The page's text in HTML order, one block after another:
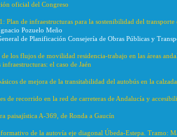
oficial del Congreso
Plan de infraestructuras para la sostenibilidad del
Pozuelo Meño
de Planificación Consejería de Obras Públicas y
de los flujos de movilidad residencia-trabajo en las áreas
infraestructuras: el caso de Jaén
de mejora de la transitabilidad del autobús en la calzada
de recorrido en la red de carreteras de Andalucía y
paisajística A-369, de Ronda a Gaucín
de la autovía eje diagonal Úbeda-Estepa. Tramo: